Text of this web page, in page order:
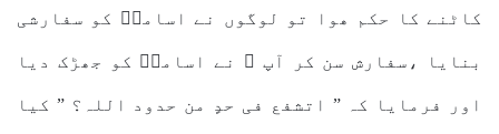
کاٹنے کا حکم ھوا تو لوگوں نے اسامہؓ کو سفارشی
بنایا ،سفارش سن کر آپ ﷺ نے اسامہؓ کو جھڑک دیا
اور فرمایا کہ ” اتشفع فی حدٍ من حدود اللہ؟ ” کیا